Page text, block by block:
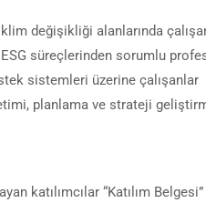
değişikliği alanlarında
süreçlerinden sorumlu
sistemleri üzerine çalışanlar
planlama ve strateji
katılımcılar “Katılım